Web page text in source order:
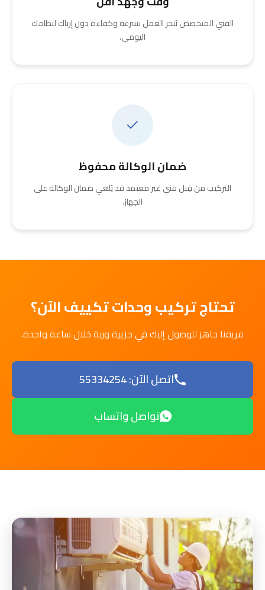
الفني المتخصص يُنجز العمل بسرعة وكفاءة دون إرباك لنظامك
اليومي.
ضمان الوكالة محفوظ
التركيب من قِبل فني غير معتمد قد يُلغي ضمان الوكالة على
الجهاز.
تحتاج تركيب وحدات تكييف الآن؟
فريقنا جاهز للوصول إليك في جزيرة وربة خلال ساعة واحدة.
اتصل الآن: 55334254
تواصل واتساب